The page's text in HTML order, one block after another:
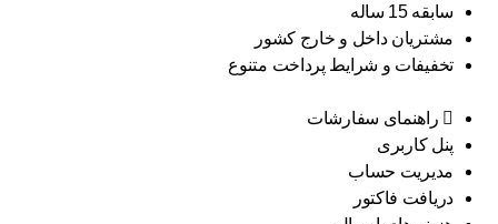
سابقه 15 ساله
مشتریان داخل و خارج کشور
تخفیفات و شرایط پرداخت متنوع
راهنمای سفارشات
پنل کاربری
مدیریت حساب
دریافت فاکتور